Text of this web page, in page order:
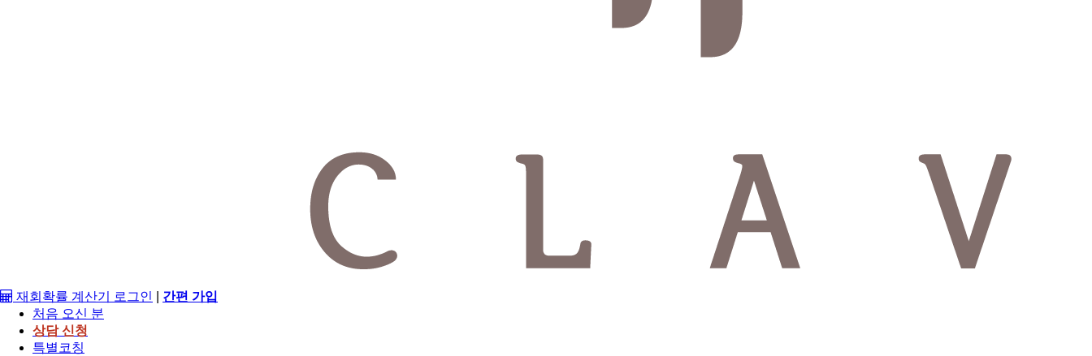
재회확률 계산기 로그인
간편 가입
처음 오신 분
상담 신청
특별코칭